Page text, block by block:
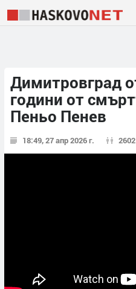
Димитровград
години от
Пеньо Пенев
18:49, 27 апр 2026 г. 2602